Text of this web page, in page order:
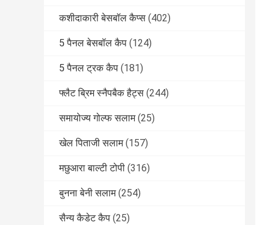
कशीदाकारी बेसबॉल कैप्स (402)
5 पैनल बेसबॉल कैप (124)
5 पैनल ट्रक कैप (181)
फ्लैट ब्रिम स्नैपबैक हैट्स (244)
समायोज्य गोल्फ सलाम (25)
खेल पिताजी सलाम (157)
मछुआरा बाल्टी टोपी (316)
बुनना बेनी सलाम (254)
सैन्य कैडेट कैप (25)